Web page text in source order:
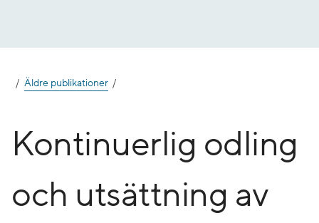
Äldre publikationer
Kontinuerlig odling
och utsättning av